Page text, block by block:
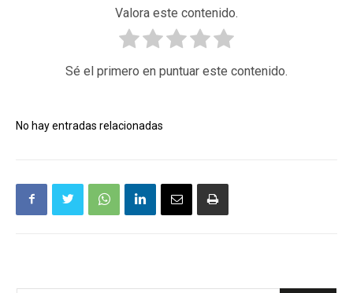
Valora este contenido.
Sé el primero en puntuar este contenido.
No hay entradas relacionadas